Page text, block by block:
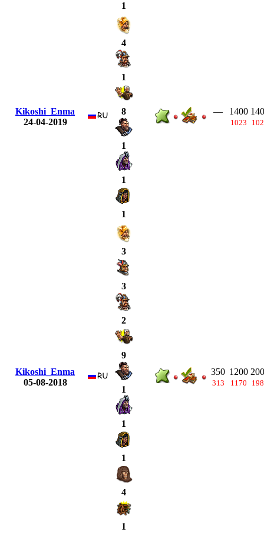
1
Kikoshi_Enma
24-04-2019
4
1
8
1
1
1
— 1400
1023
Kikoshi_Enma
05-08-2018
3
3
2
9
1
1
1
4
1
350
313
1200
1170